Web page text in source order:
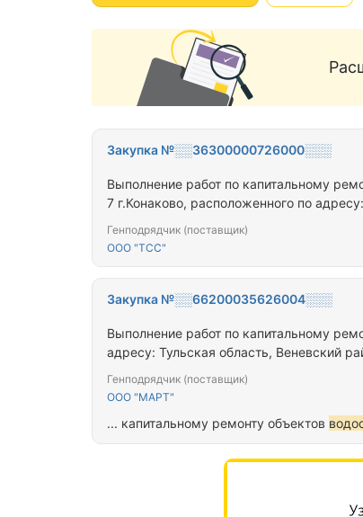
Закупка №░░36300000726000░░░
Выполнение работ по капитальному
7 г.Конаково, расположенного по
Генподрядчик (поставщик)
ООО "ТСС"
Закупка №░░66200035626004░░░
Выполнение работ по капитальному
адресу: Тульская область, Веневский
Генподрядчик (поставщик)
ООО "МАРТ"
... капитальному ремонту объектов